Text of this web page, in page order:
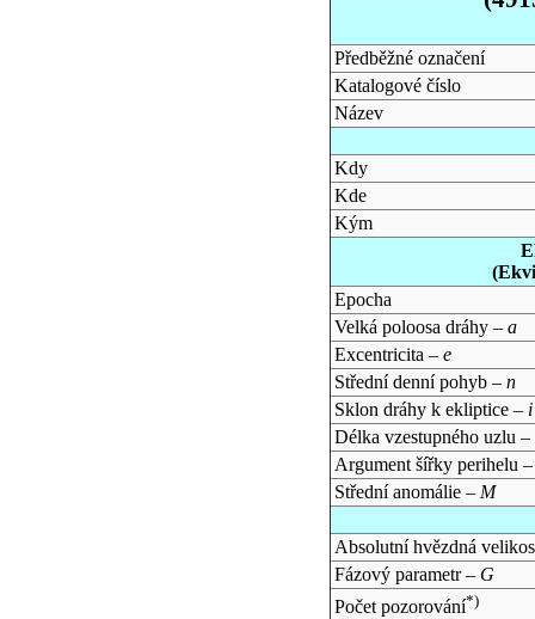
Předběžné označení
Katalogové číslo
Název
Kdy
Kde
Kým
Epocha
Velká poloosa dráhy – a
Excentricita – e
Střední denní pohyb – n
Sklon dráhy k ekliptice – i
Délka vzestupného uzlu –
Argument šířky perihelu
Střední anomálie – M
Absolutní hvězdná
Fázový parametr – G
Počet pozorování*)